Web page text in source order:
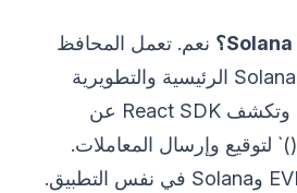
نعم. تعمل المحافظ
المدمجة على شبكات Solana الرئيسية والتطويرية
(mainnet و devnet)، وتكشف React SDK عن
`getSolanaProvider()` لتوقيع وإرسال المعاملات.